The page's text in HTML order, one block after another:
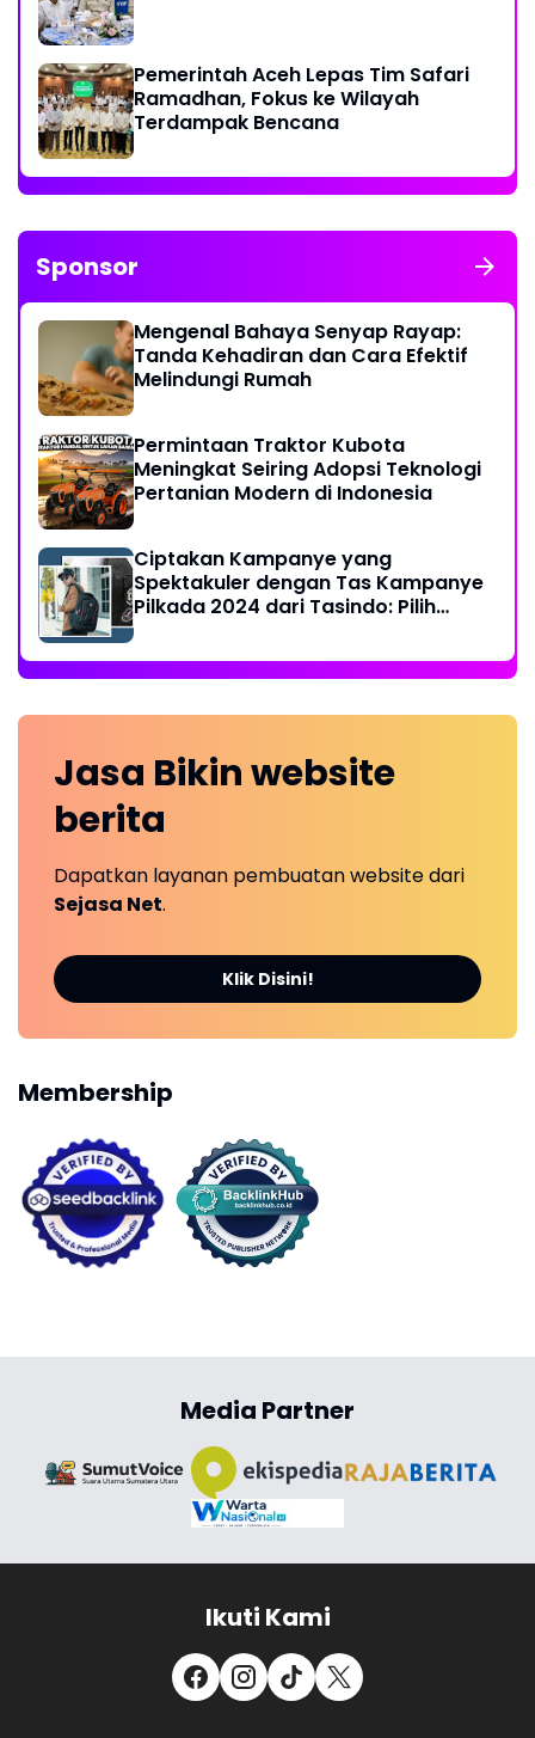
Pemerintah Aceh Lepas Tim Safari
Ramadhan, Fokus ke Wilayah
Terdampak Bencana
Sponsor
Mengenal Bahaya Senyap Rayap:
Tanda Kehadiran dan Cara Efektif
Melindungi Rumah
Permintaan Traktor Kubota
Meningkat Seiring Adopsi Teknologi
Pertanian Modern di Indonesia
Ciptakan Kampanye yang
Spektakuler dengan Tas Kampanye
Pilkada 2024 dari Tasindo: Pilih
Jasa Bikinwebsite
berita
Dapatkan layanan pembuatan website dari
Sejasa Net.
Klik Disini!
Membership
Media Partner
Ikuti Kami